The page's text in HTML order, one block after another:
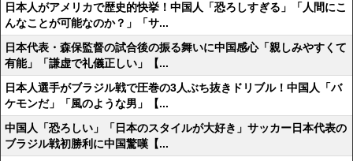
日本人がアメリカで歴史的快挙！中国人「恐ろしすぎる」「人間にこ
んなことが可能なのか？」「サ...
日本代表・森保監督の試合後の振る舞いに中国感心「親しみやすくて
有能」「謙虚で礼儀正しい」【...
日本人選手がブラジル戦で圧巻の3人ぶち抜きドリブル！中国人「バ
ケモンだ」「風のような男」【...
中国人「恐ろしい」「日本のスタイルが大好き」サッカー日本代表の
ブラジル戦初勝利に中国驚嘆【...